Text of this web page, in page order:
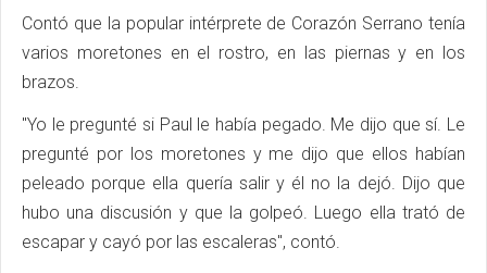
Contó que la popular intérprete de Corazón Serrano tenía
varios moretones en el rostro, en las piernas y en los
brazos.
"Yo le pregunté si Paul le había pegado. Me dijo que sí. Le
pregunté por los moretones y me dijo que ellos habían
peleado porque ella quería salir y él no la dejó. Dijo que
hubo una discusión y que la golpeó. Luego ella trató de
escapar y cayó por las escaleras", contó.